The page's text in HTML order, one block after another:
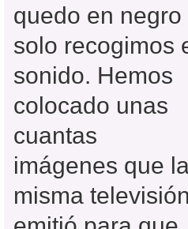
quedo en negro
solo recogimos
sonido. Hemos
colocado unas
cuantas
imágenes que
misma